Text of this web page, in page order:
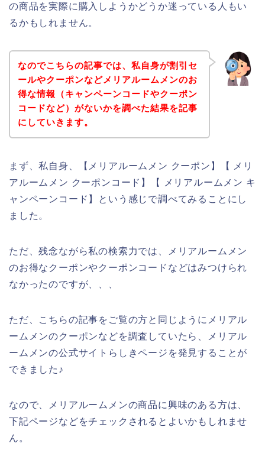
の商品を実際に購入しようかどうか迷っている人もい
るかもしれません。
なのでこちらの記事では、私自身が割引セ
ールやクーポンなどメリアルームメンのお
得な情報（キャンペーンコードやクーポン
コードなど）がないかを調べた結果を記事
にしていきます。
まず、私自身、【メリアルームメン クーポン】【 メリ
アルームメン クーポンコード】【 メリアルームメン キ
ャンペーンコード】という感じで調べてみることにし
ました。
ただ、残念ながら私の検索力では、メリアルームメン
のお得なクーポンやクーポンコードなどはみつけられ
なかったのですが、、、
ただ、こちらの記事をご覧の方と同じようにメリアル
ームメンのクーポンなどを調査していたら、メリアル
ームメンの公式サイトらしきページを発見することが
できました♪
なので、メリアルームメンの商品に興味のある方は、
下記ページなどをチェックされるとよいかもしれませ
ん。